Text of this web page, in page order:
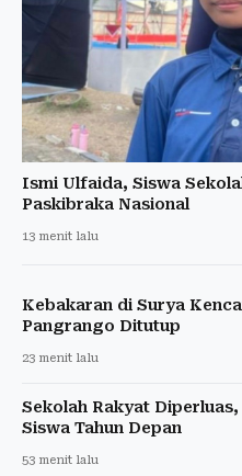
Ismi Ulfaida, Siswa
Paskibraka Nasional
13 menit lalu
Kebakaran di Surya
Pangrango Ditutup
23 menit lalu
Sekolah Rakyat
Siswa Tahun Depan
53 menit lalu